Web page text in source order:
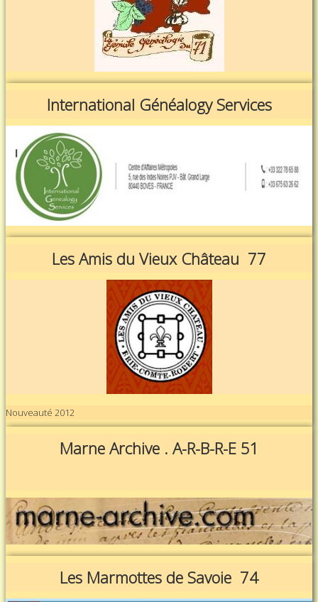
International Généalogy Services
Les Amis du Vieux Château 77
Nouveauté 2012
Marne Archive . A-R-B-R-E 51
Les Marmottes de Savoie 74